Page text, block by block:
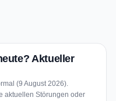
Aktueller
(9 August 2026).
aktuellen Störungen oder